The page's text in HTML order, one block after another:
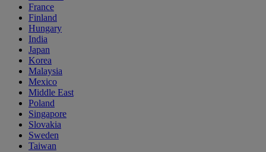
France
Finland
Hungary
India
Japan
Korea
Malaysia
Mexico
Middle East
Poland
Singapore
Slovakia
Sweden
Taiwan